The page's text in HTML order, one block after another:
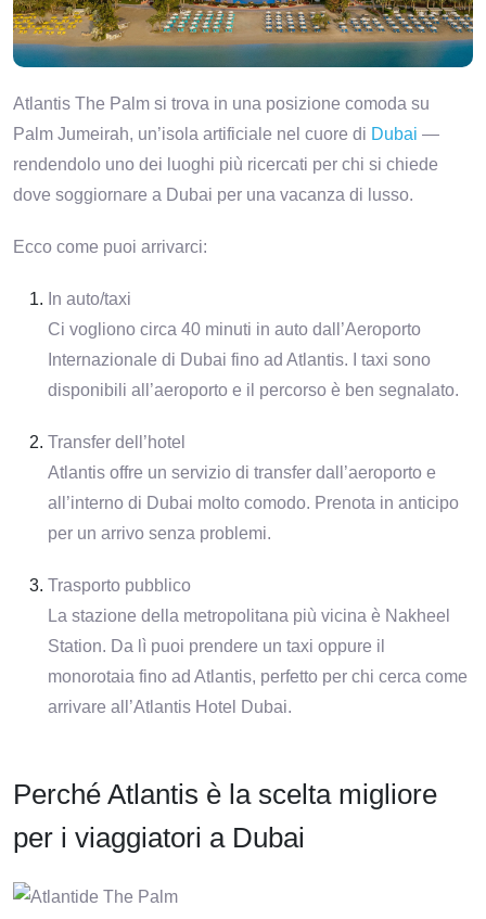
Atlantis The Palm si trova in una posizione comoda su
Palm Jumeirah, un’isola artificiale nel cuore di Dubai —
rendendolo uno dei luoghi più ricercati per chi si chiede
dove soggiornare a Dubai per una vacanza di lusso.
Ecco come puoi arrivarci:
In auto/taxi
Ci vogliono circa 40 minuti in auto dall’Aeroporto
Internazionale di Dubai fino ad Atlantis. I taxi sono
disponibili all’aeroporto e il percorso è ben segnalato.
Transfer dell’hotel
Atlantis offre un servizio di transfer dall’aeroporto e
all’interno di Dubai molto comodo. Prenota in anticipo
per un arrivo senza problemi.
Trasporto pubblico
La stazione della metropolitana più vicina è Nakheel
Station. Da lì puoi prendere un taxi oppure il
monorotaia fino ad Atlantis, perfetto per chi cerca come
arrivare all’Atlantis Hotel Dubai.
Perché Atlantis è la scelta migliore
per i viaggiatori a Dubai